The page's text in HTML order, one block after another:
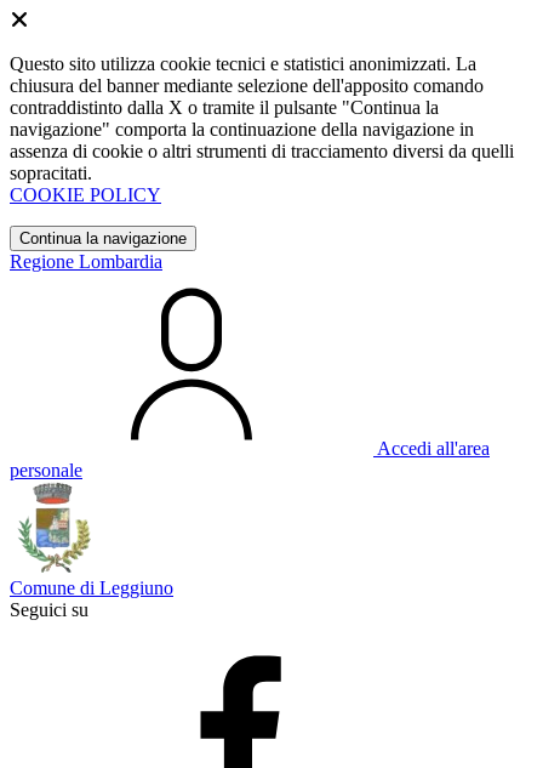
Questo sito utilizza cookie tecnici e statistici anonimizzati. La
chiusura del banner mediante selezione dell'apposito comando
contraddistinto dalla X o tramite il pulsante "Continua la
navigazione" comporta la continuazione della navigazione in
assenza di cookie o altri strumenti di tracciamento diversi da quelli
sopracitati.
COOKIE POLICY
Continua la navigazione
Regione Lombardia
Accedi all'area
personale
Comune di Leggiuno
Seguici su